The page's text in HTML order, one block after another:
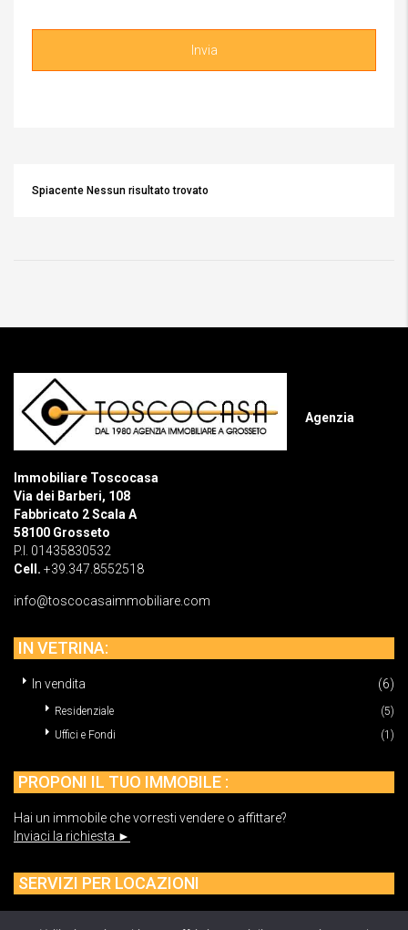
Spiacente Nessun risultato trovato
Agenzia
Immobiliare Toscocasa
Via dei Barberi, 108
Fabbricato 2 Scala A
58100 Grosseto
P.I. 01435830532
Cell. +39.347.8552518
info@toscocasaimmobiliare.com
IN VETRINA:
In vendita
Residenziale
(5)
Uffici e Fondi
(1)
(6)
PROPONI IL TUO IMMOBILE :
Hai un immobile che vorresti vendere o affittare?
Inviaci la richiesta ►
SERVIZI PER LOCAZIONI